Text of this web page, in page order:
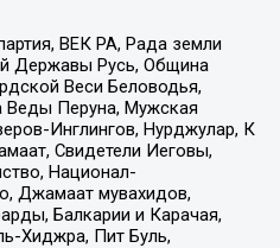
ВЕК РА, Рада земли
Державы Русь, Община
Веси Беловодья,
Перуна, Мужская
Инглингов, Нурджулар, К
Свидетели Иеговы,
Национал-
Джамаат мувахидов,
Балкарии и Карачая,
Хиджра, Пит Буль,